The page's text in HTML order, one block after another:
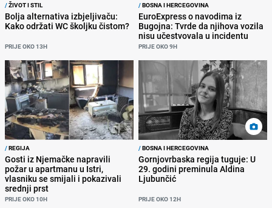
/ŽIVOT I STIL
Bolja alternativa izbjeljivaču:
Kako održati WC školjku čistom?
PRIJE OKO 13H
/BOSNA I HERCEGOVINA
EuroExpress o navodima iz
Bugojna: Tvrde da njihova vozila
nisu učestvovala u incidentu
PRIJE OKO 9H
/REGIJA
Gosti iz Njemačke napravili
požar u apartmanu u Istri,
vlasniku se smijali i pokazivali
srednji prst
PRIJE OKO 10H
/BOSNA I HERCEGOVINA
Gornjovrbaska regija tuguje: U
29. godini preminula Aldina
Ljubunčić
PRIJE OKO 12H